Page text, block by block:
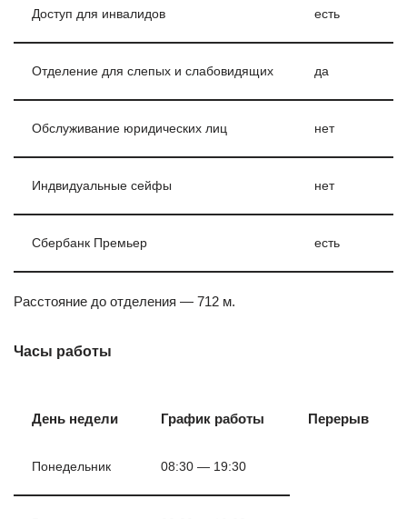
Доступ для инвалидов есть
Отделение для слепых и слабовидящих да
Обслуживание юридических лиц нет
Индвидуальные сейфы нет
Сбербанк Премьер есть
Расстояние до отделения — 712 м.
Часы работы
День недели График работы Перерыв
Понедельник 08:30 — 19:30